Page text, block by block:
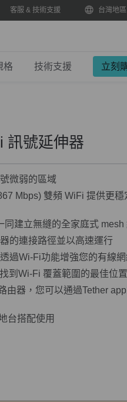
客服 & 技術支援 台灣地
格 技術支援 立刻
訊號延伸器
微弱的區域
Mbps) 雙頻 WiFi 提供更穩
建立無縫的全家庭式 mesh
的連接路徑並以高速運行
過Wi-Fi功能增強您的有線
到Wi-Fi 覆蓋範圍的最佳位置
由器，您可以通過Tether
台搭配使用